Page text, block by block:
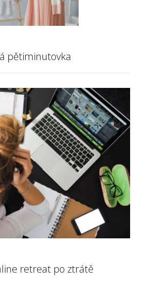
pětiminutovka
retreat po ztrátě